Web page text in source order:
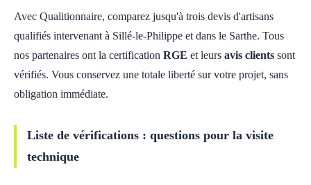
Avec Qualitionnaire, comparez jusqu'à trois devis d'artisans
qualifiés intervenant à Sillé-le-Philippe et dans le Sarthe. Tous
nos partenaires ont la certification RGE et leurs avis clients sont
vérifiés. Vous conservez une totale liberté sur votre projet, sans
obligation immédiate.
Liste de vérifications : questions pour la visite
technique